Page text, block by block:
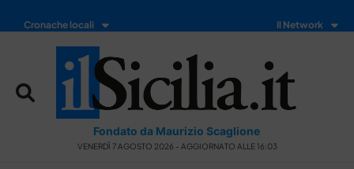
Cronache locali Il Network
Fondato da Maurizio Scaglione
VENERDÌ 7 AGOSTO 2026 - AGGIORNATO ALLE 16:03